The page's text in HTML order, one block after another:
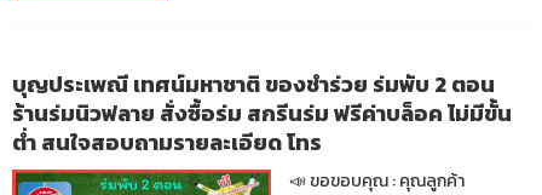
บุญประเพณีเทศน์มหาชาติ ของชำร่วย ร่มพับ 2 ตอน
ร้านร่มนิวฟลาย สั่งซื้อร่ม สกรีนร่ม ฟรีค่าบล็อค ไม่มีขั้น
ต่ำ สนใจสอบถามรายละเอียด โทร
📣 ขอขอบคุณ : คุณลูกค้า